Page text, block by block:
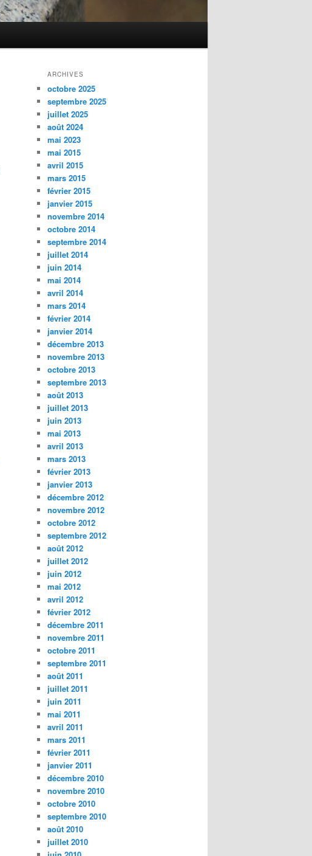
ARCHIVES
octobre 2025
septembre 2025
juillet 2025
août 2024
mai 2023
mai 2015
avril 2015
mars 2015
février 2015
janvier 2015
novembre 2014
octobre 2014
septembre 2014
juillet 2014
juin 2014
mai 2014
avril 2014
mars 2014
février 2014
janvier 2014
décembre 2013
novembre 2013
octobre 2013
septembre 2013
août 2013
juillet 2013
juin 2013
mai 2013
avril 2013
mars 2013
février 2013
janvier 2013
décembre 2012
novembre 2012
octobre 2012
septembre 2012
août 2012
juillet 2012
juin 2012
mai 2012
avril 2012
février 2012
décembre 2011
novembre 2011
octobre 2011
septembre 2011
août 2011
juillet 2011
juin 2011
mai 2011
avril 2011
mars 2011
février 2011
janvier 2011
décembre 2010
novembre 2010
octobre 2010
septembre 2010
août 2010
juillet 2010